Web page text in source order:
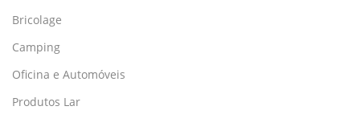
Bricolage
Camping
Oficina e Automóveis
Produtos Lar